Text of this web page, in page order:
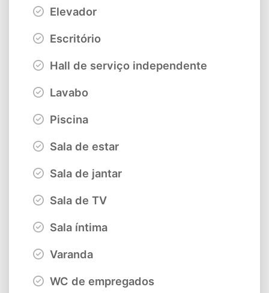
Elevador
Escritório
Hall de serviço independente
Lavabo
Piscina
Sala de estar
Sala de jantar
Sala de TV
Sala íntima
Varanda
WC de empregados